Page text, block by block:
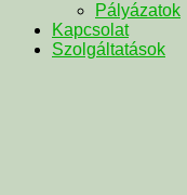
Pályázatok
Kapcsolat
Szolgáltatások